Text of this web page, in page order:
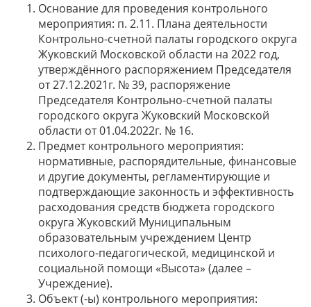
Основание для проведения контрольного
мероприятия: п. 2.11. Плана деятельности
Контрольно-счетной палаты городского округа
Жуковский Московской области на 2022 год,
утверждённого распоряжением Председателя
от 27.12.2021г. № 39, распоряжение
Председателя Контрольно-счетной палаты
городского округа Жуковский Московской
области от 01.04.2022г. № 16.
Предмет контрольного мероприятия:
нормативные, распорядительные, финансовые
и другие документы, регламентирующие и
подтверждающие законность и эффективность
расходования средств бюджета городского
округа Жуковский Муниципальным
образовательным учреждением Центр
психолого-педагогической, медицинской и
социальной помощи «Высота» (далее –
Учреждение).
Объект (-ы) контрольного мероприятия: